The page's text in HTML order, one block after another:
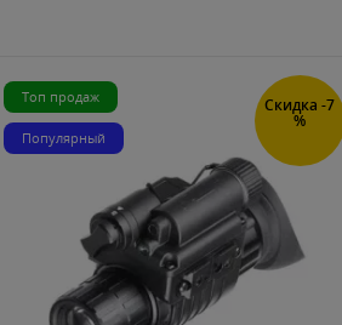
Скидка -7
%
Топ продаж
Популярный